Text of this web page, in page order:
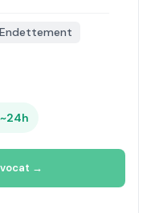
Endettement
→